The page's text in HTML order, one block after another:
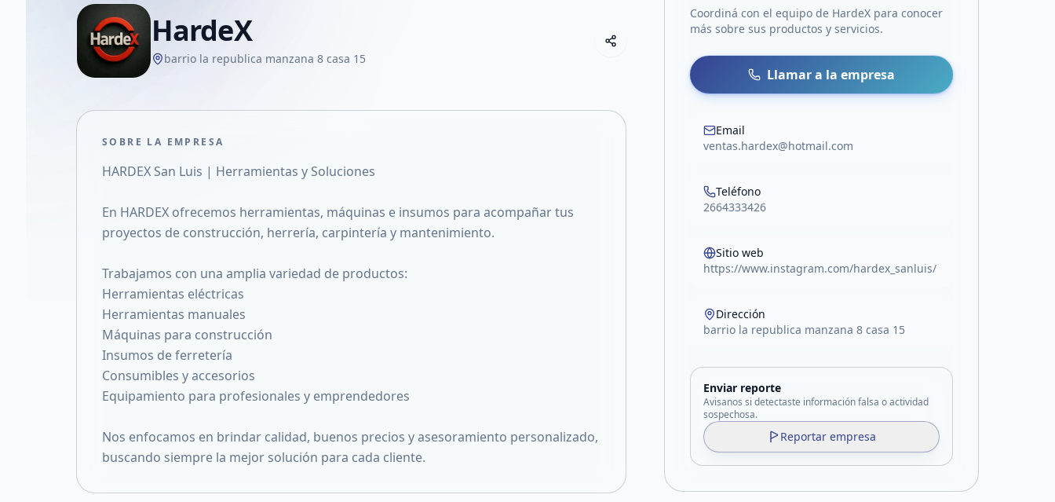
HardeX
barrio la republica manzana 8 casa 15
Compartir empresa
Compartir por WhatsApp
Compartir por mail
Compartir en Facebook
SOBRE LA EMPRESA
HARDEX San Luis | Herramientas y Soluciones
En HARDEX ofrecemos herramientas, máquinas e insumos para acompañar tus
proyectos de construcción, herrería, carpintería y mantenimiento.
Trabajamos con una amplia variedad de productos:
Herramientas eléctricas
Herramientas manuales
Máquinas para construcción
Insumos de ferretería
Consumibles y accesorios
Equipamiento para profesionales y emprendedores
Nos enfocamos en brindar calidad, buenos precios y asesoramiento personalizado,
buscando siempre la mejor solución para cada cliente.
Coordiná con el equipo de HardeX para conocer
más sobre sus productos y servicios.
Llamar a la empresa
Email
ventas.hardex@hotmail.com
Teléfono
2664333426
Sitio web
https://www.instagram.com/hardex_sanluis/
Dirección
barrio la republica manzana 8 casa 15
Enviar reporte
Avisanos si detectaste información falsa o actividad
sospechosa.
Reportar empresa